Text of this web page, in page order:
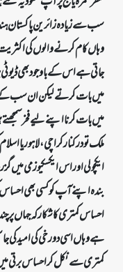
سب سے زیادہ زائرین پاکستان
وہاں کام کرنے والوں کی اکثریت
جاتی ہے اس کے باوجود بھی ڈیوٹی
میں بات کرتے لیکن ان سب کے
میں بات کرنا اپنے لیے فخر
ملک تو درکنار کراچی، لاہور یا
ایکچولی اور اس ایکسکیوز می
بندہ اپنے آپ کو کسی بھی احساس
ہے وہاں اسی دو رخی کی امید
کمتری سے نکل کر احساس